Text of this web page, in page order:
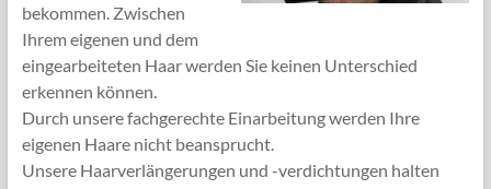
bekommen. Zwischen
Ihrem eigenen und dem
eingearbeiteten Haar werden Sie keinen Unterschied
erkennen können.
Durch unsere fachgerechte Einarbeitung werden Ihre
eigenen Haare nicht beansprucht.
Unsere Haarverlängerungen und -verdichtungen halten